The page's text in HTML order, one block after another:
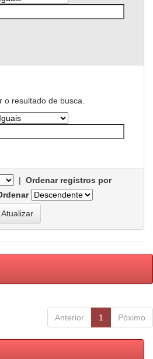
o resultado de busca.
| Ordenar registros por
Anterior 1 Póximo